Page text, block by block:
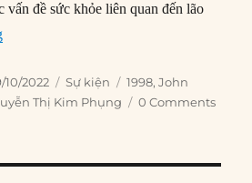
vấn đề sức khỏe liên quan đến lão
“29/10/1998: John Glenn trở lại vũ trụ”
10/2022 Categories
Sự kiện Tags
1998,John
Thị Kim Phụng 0 Comments